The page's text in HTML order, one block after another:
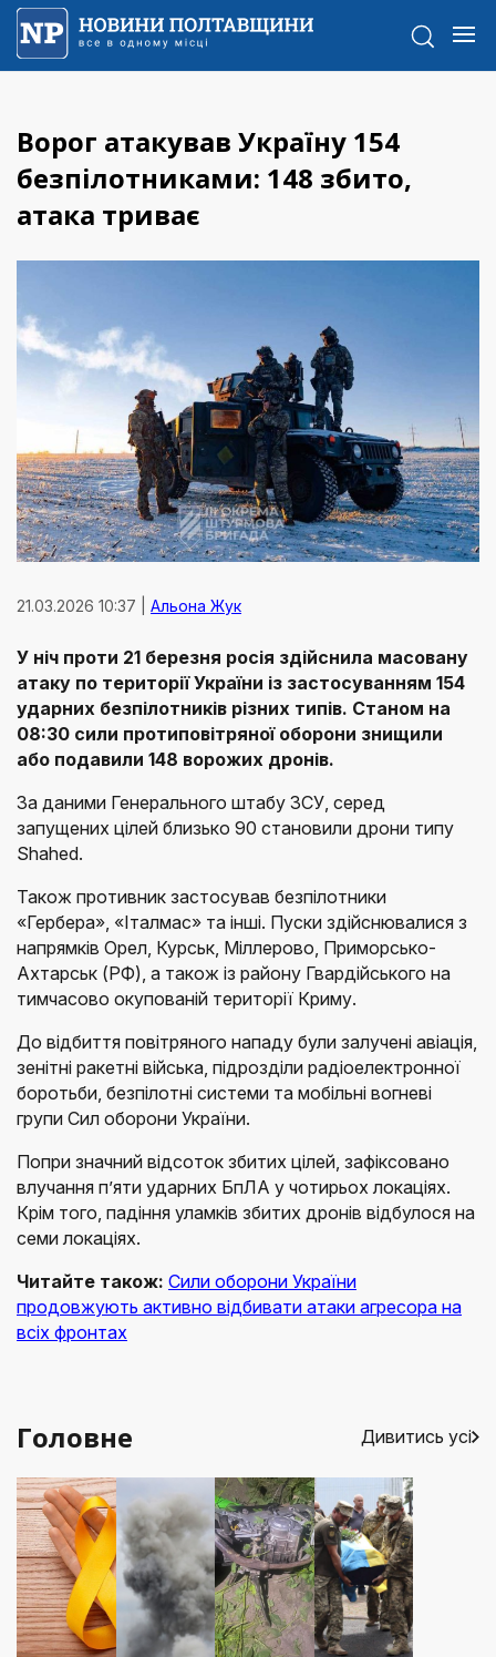
Ворог атакував Україну 154
безпілотниками: 148 збито,
атака триває
21.03.2026 10:37 | Альона Жук
У ніч проти 21 березня росія здійснила масовану
атаку по території України із застосуванням 154
ударних безпілотників різних типів. Станом на
08:30 сили протиповітряної оборони знищили
або подавили 148 ворожих дронів.
За даними Генерального штабу ЗСУ, серед
запущених цілей близько 90 становили дрони типу
Shahed.
Також противник застосував безпілотники
«Гербера», «Італмас» та інші. Пуски здійснювалися з
напрямків Орел, Курськ, Міллерово, Приморсько-
Ахтарськ (РФ), а також із району Гвардійського на
тимчасово окупованій території Криму.
До відбиття повітряного нападу були залучені авіація,
зенітні ракетні війська, підрозділи радіоелектронної
боротьби, безпілотні системи та мобільні вогневі
групи Сил оборони України.
Попри значний відсоток збитих цілей, зафіксовано
влучання п’яти ударних БпЛА у чотирьох локаціях.
Крім того, падіння уламків збитих дронів відбулося на
семи локаціях.
Читайте також: Сили оборони України
продовжують активно відбивати атаки агресора на
всіх фронтах
Головне Дивитись усі